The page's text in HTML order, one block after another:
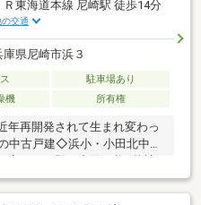
Ｒ東海道本線 尼崎駅 徒歩14分
の交通
庫県尼崎市浜３
駐車場あり
機 所有権
再開発されて生まれ変わっ
中古戸建◇浜小・小田北中学
年連続No.1 (1997年～2024
伊丹・西宮・宝塚）阪急沿線